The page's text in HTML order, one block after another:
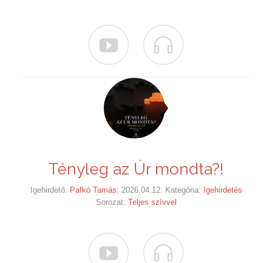
 
Tényleg az Úr mondta?!
Igehirdető: Pafkó Tamás . 2026.04.12. Kategória: Igehirdetés
Sorozat: Teljes szívvel
 